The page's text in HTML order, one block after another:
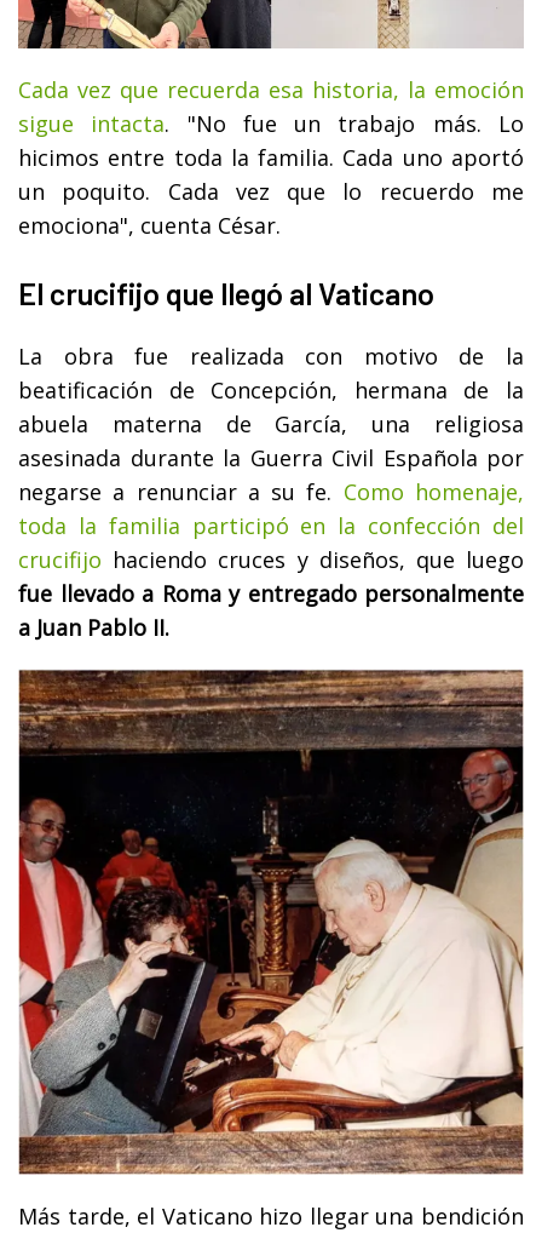
Cada vez que recuerda esa historia, la emoción
sigue intacta. "No fue un trabajo más. Lo
hicimos entre toda la familia. Cada uno aportó
un poquito. Cada vez que lo recuerdo me
emociona", cuenta César.
El crucifijo que llegó al Vaticano
La obra fue realizada con motivo de la
beatificación de Concepción, hermana de la
abuela materna de García, una religiosa
asesinada durante la Guerra Civil Española por
negarse a renunciar a su fe. Como homenaje,
toda la familia participó en la confección del
crucifijo haciendo cruces y diseños, que luego
fue llevado a Roma y entregado personalmente
a Juan Pablo II.
Más tarde, el Vaticano hizo llegar una bendición